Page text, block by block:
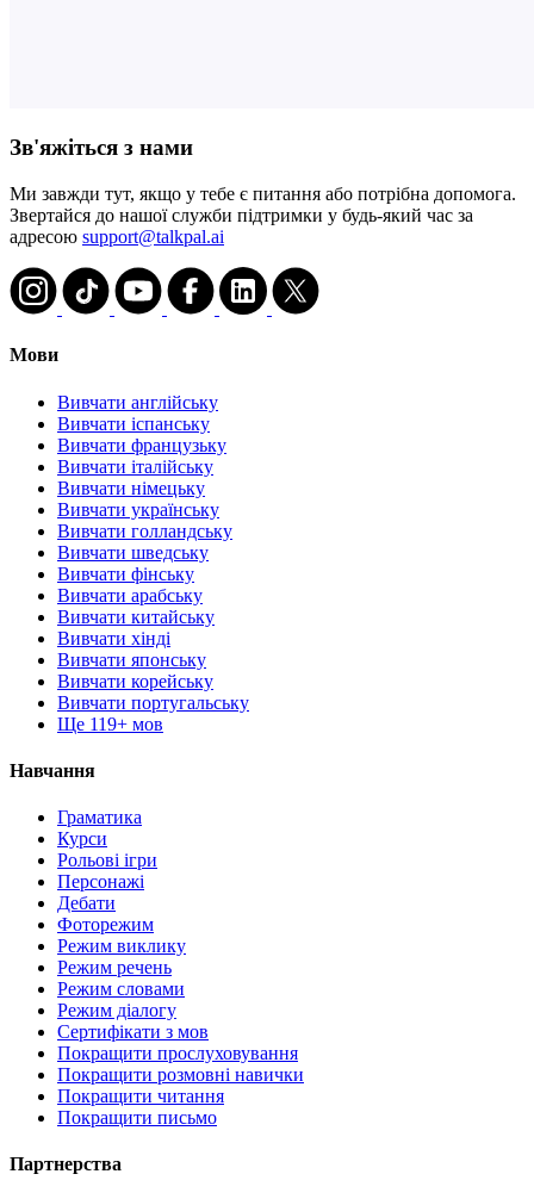
Зв'яжіться з нами
Ми завжди тут, якщо у тебе є питання або потрібна допомога.
Звертайся до нашої служби підтримки у будь-який час за
адресою support@talkpal.ai
Мови
Вивчати англійську
Вивчати іспанську
Вивчати французьку
Вивчати італійську
Вивчати німецьку
Вивчати українську
Вивчати голландську
Вивчати шведську
Вивчати фінську
Вивчати арабську
Вивчати китайську
Вивчати хінді
Вивчати японську
Вивчати корейську
Вивчати португальську
Ще 119+ мов
Навчання
Граматика
Курси
Рольові ігри
Персонажі
Дебати
Фоторежим
Режим виклику
Режим речень
Режим словами
Режим діалогу
Сертифікати з мов
Покращити прослуховування
Покращити розмовні навички
Покращити читання
Покращити письмо
Партнерства